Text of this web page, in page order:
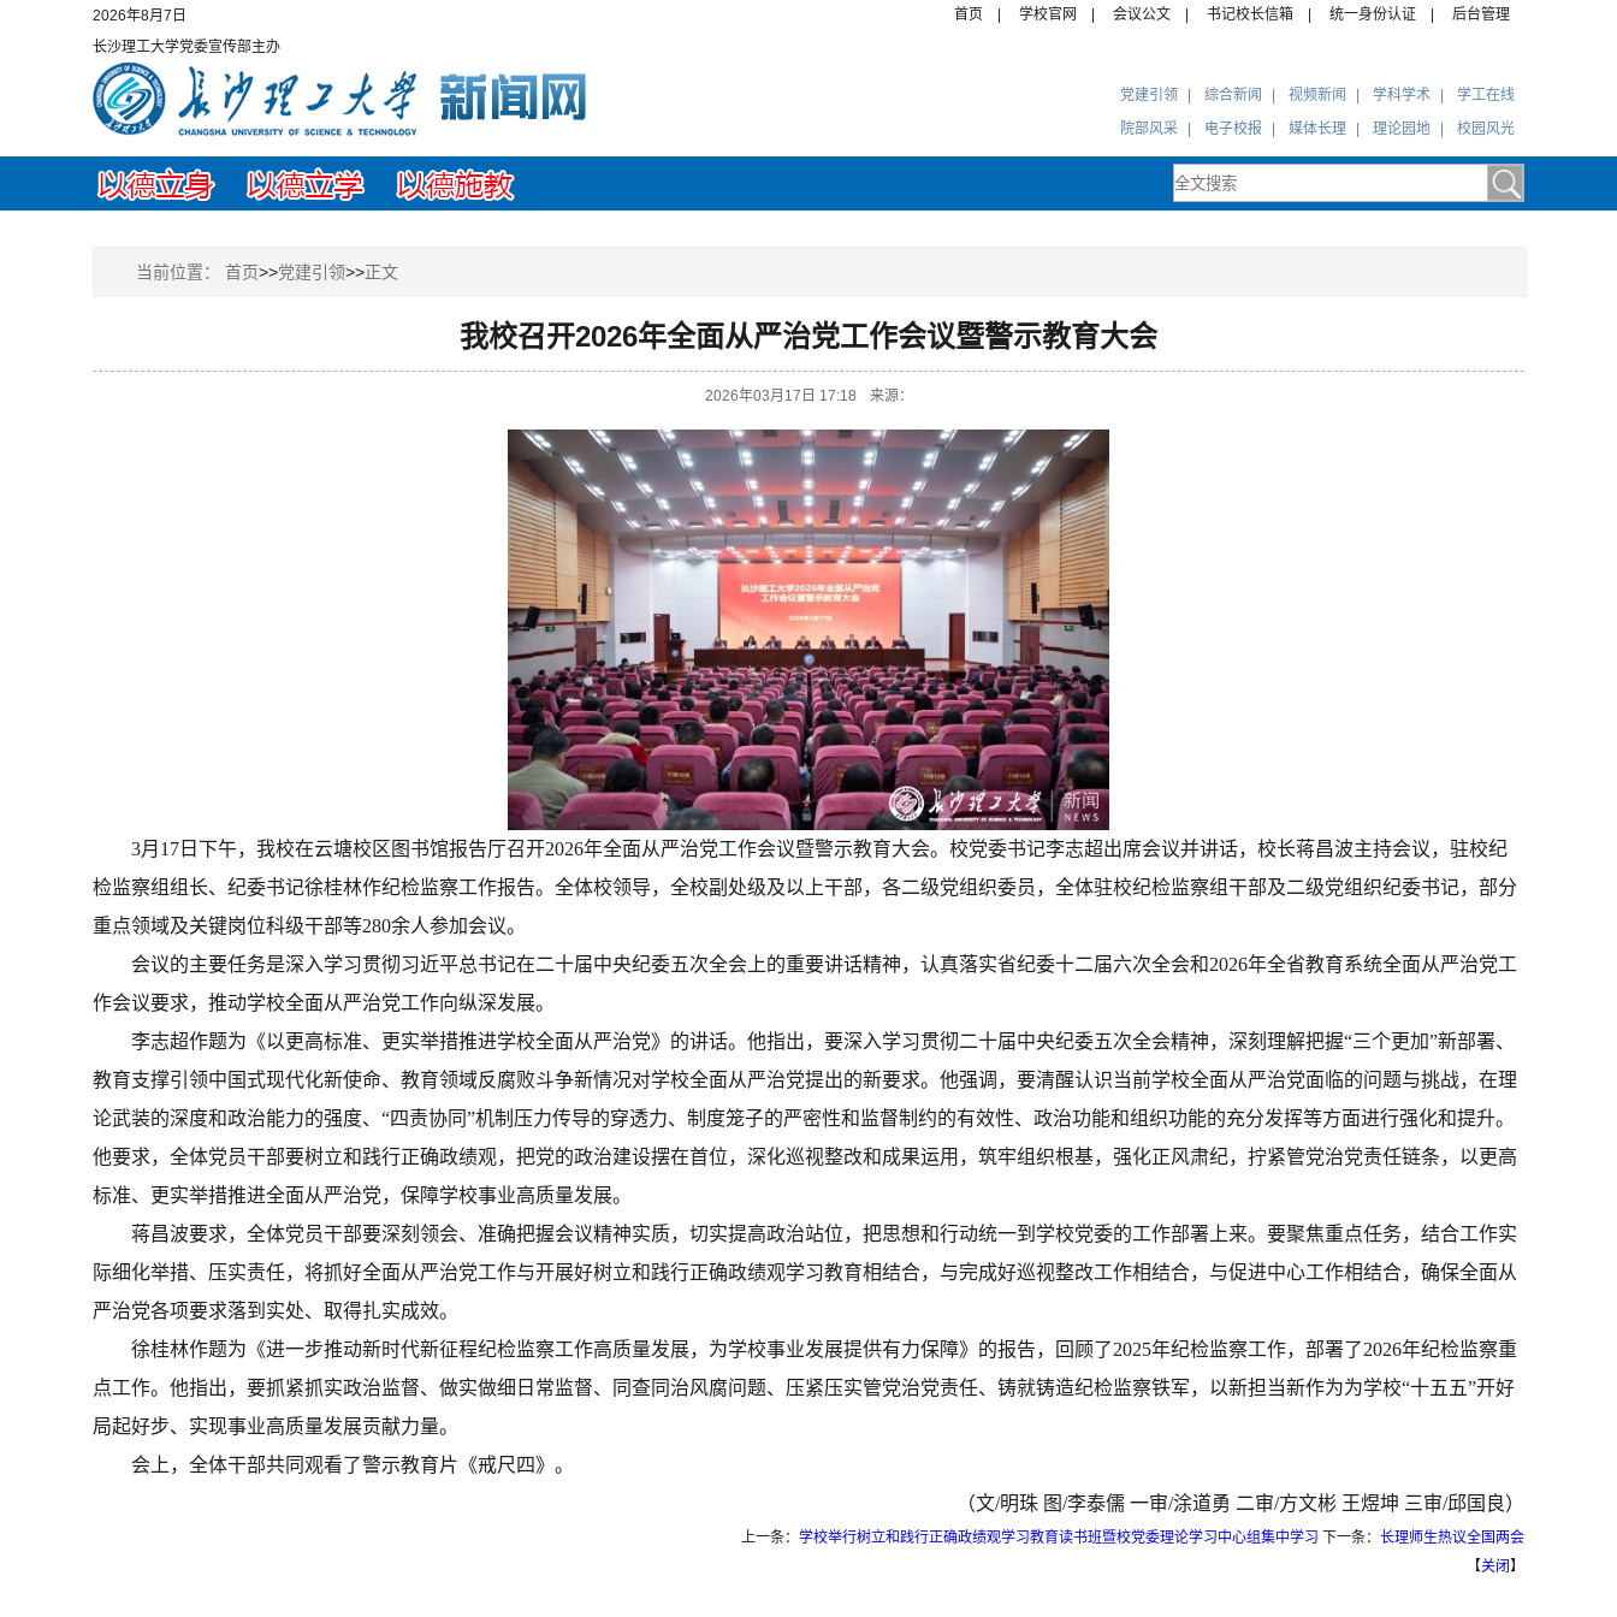
2026年8月7日
长沙理工大学党委宣传部主办
首页 学校官网 会议公文 书记校长信箱 统一身份认证 后台管理
党建引领 综合新闻 视频新闻 学科学术
学工在线
院部风采
电子校报 媒体长理 理论园地 校园风光
当前位置： 首页>>党建引领>>正文
我校召开2026年全面从严治党工作会议暨警示教育大会
2026年03月17日 17:18 来源：
3月17日下午，我校在云塘校区图书馆报告厅召开2026年全面从严治党工作会议暨警示教育大会。校党委书记李志超出席会议并讲话，校长蒋昌波主持会议，驻校纪
检监察组组长、纪委书记徐桂林作纪检监察工作报告。全体校领导，全校副处级及以上干部，各二级党组织委员，全体驻校纪检监察组干部及二级党组织纪委书记，部分
重点领域及关键岗位科级干部等280余人参加会议。
会议的主要任务是深入学习贯彻习近平总书记在二十届中央纪委五次全会上的重要讲话精神，认真落实省纪委十二届六次全会和2026年全省教育系统全面从严治党工
作会议要求，推动学校全面从严治党工作向纵深发展。
李志超作题为《以更高标准、更实举措推进学校全面从严治党》的讲话。他指出，要深入学习贯彻二十届中央纪委五次全会精神，深刻理解把握“三个更加”新部署、
教育支撑引领中国式现代化新使命、教育领域反腐败斗争新情况对学校全面从严治党提出的新要求。他强调，要清醒认识当前学校全面从严治党面临的问题与挑战，在理
论武装的深度和政治能力的强度、“四责协同”机制压力传导的穿透力、制度笼子的严密性和监督制约的有效性、政治功能和组织功能的充分发挥等方面进行强化和提升。
他要求，全体党员干部要树立和践行正确政绩观，把党的政治建设摆在首位，深化巡视整改和成果运用，筑牢组织根基，强化正风肃纪，拧紧管党治党责任链条，以更高
标准、更实举措推进全面从严治党，保障学校事业高质量发展。
蒋昌波要求，全体党员干部要深刻领会、准确把握会议精神实质，切实提高政治站位，把思想和行动统一到学校党委的工作部署上来。要聚焦重点任务，结合工作实
际细化举措、压实责任，将抓好全面从严治党工作与开展好树立和践行正确政绩观学习教育相结合，与完成好巡视整改工作相结合，与促进中心工作相结合，确保全面从
严治党各项要求落到实处、取得扎实成效。
徐桂林作题为《进一步推动新时代新征程纪检监察工作高质量发展，为学校事业发展提供有力保障》的报告，回顾了2025年纪检监察工作，部署了2026年纪检监察重
点工作。他指出，要抓紧抓实政治监督、做实做细日常监督、同查同治风腐问题、压紧压实管党治党责任、铸就铸造纪检监察铁军，以新担当新作为为学校“十五五”开好
局起好步、实现事业高质量发展贡献力量。
会上，全体干部共同观看了警示教育片《戒尺四》。
（文/明珠 图/李泰儒 一审/涂道勇 二审/方文彬 王煜坤 三审/邱国良）
上一条： 学校举行树立和践行正确政绩观学习教育读书班暨校党委理论学习中心组集中学习 下一条： 长理师生热议全国两会
【关闭】